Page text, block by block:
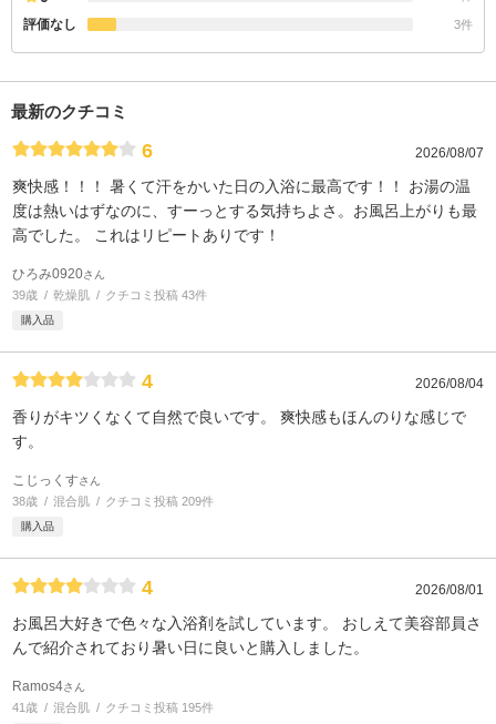
評価なし 3件
最新のクチコミ
6 2026/08/07
爽快感！！！ 暑くて汗をかいた日の入浴に最高です！！ お湯の温
度は熱いはずなのに、すーっとする気持ちよさ。お風呂上がりも最
高でした。 これはリピートありです！
ひろみ0920さん
39歳 乾燥肌 クチコミ投稿 43件
購入品
4 2026/08/04
香りがキツくなくて自然で良いです。 爽快感もほんのりな感じで
す。
こじっくすさん
38歳 混合肌 クチコミ投稿 209件
購入品
4 2026/08/01
お風呂大好きで色々な入浴剤を試しています。 おしえて美容部員さ
んで紹介されており暑い日に良いと購入しました。
Ramos4さん
41歳 混合肌 クチコミ投稿 195件